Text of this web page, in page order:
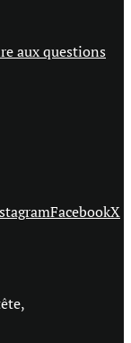
aux questions
FacebookX